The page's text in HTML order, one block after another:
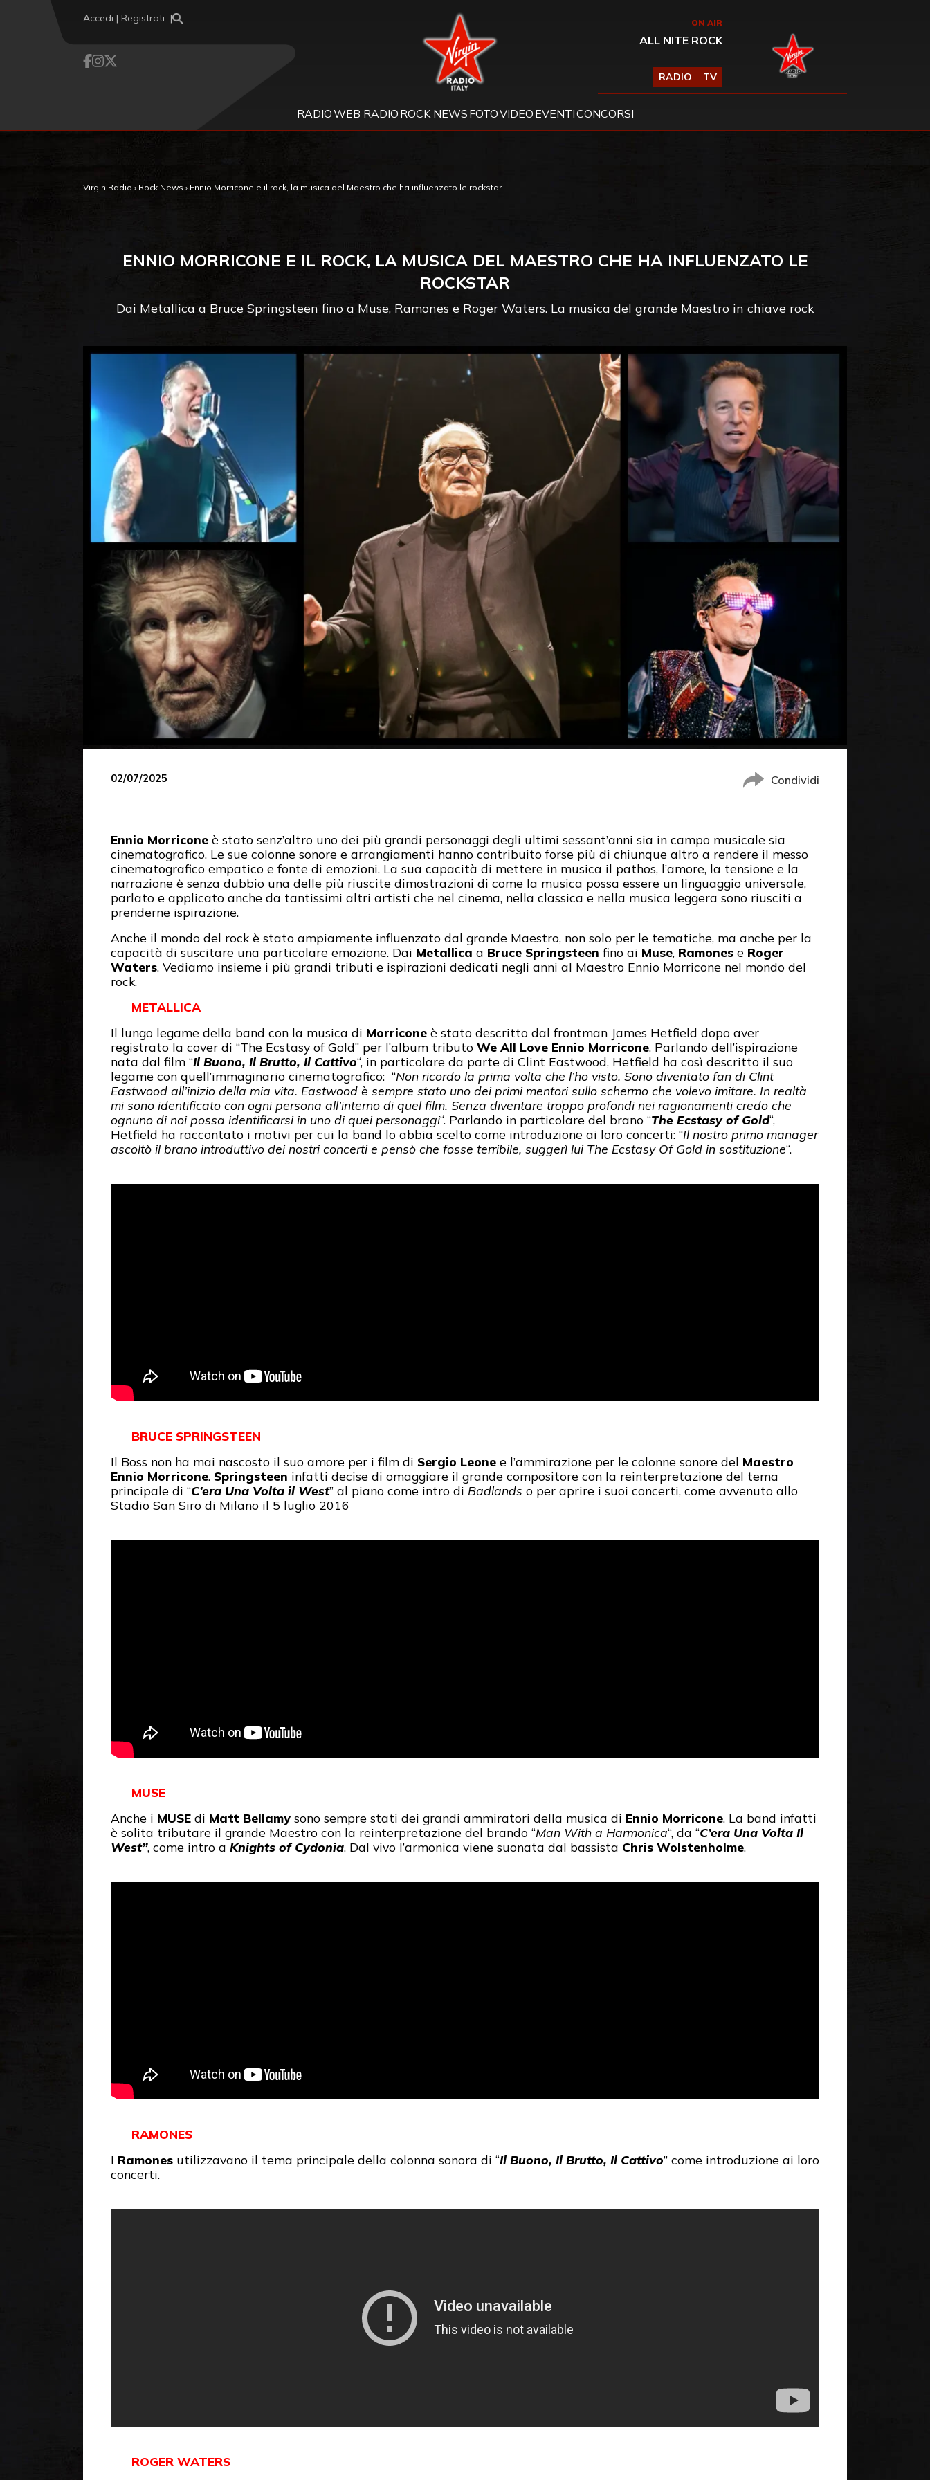
Accedi | Registrati Virgin Radio ON AIR
ALL NITE ROCK
RADIO TV
RADIOWEB RADIO ROCK NEWS FOTOVIDEO EVENTICONCORSI
Virgin Radio › Rock News › Ennio Morricone e il rock, la musica del Maestro che ha influenzato le rockstar
ENNIO MORRICONE E IL ROCK, LA MUSICA DEL MAESTRO CHE HA INFLUENZATO LE
ROCKSTAR
Dai Metallica a Bruce Springsteen fino a Muse, Ramones e Roger Waters. La musica del grande Maestro in chiave rock
02/07/2025 Condividi
Ennio Morricone è stato senz’altro uno dei più grandi personaggi degli ultimi sessant’anni sia in campo musicale sia
cinematografico. Le sue colonne sonore e arrangiamenti hanno contribuito forse più di chiunque altro a rendere il messo
cinematografico empatico e fonte di emozioni. La sua capacità di mettere in musica il pathos, l’amore, la tensione e la
narrazione è senza dubbio una delle più riuscite dimostrazioni di come la musica possa essere un linguaggio universale,
parlato e applicato anche da tantissimi altri artisti che nel cinema, nella classica e nella musica leggera sono riusciti a
prenderne ispirazione.
Anche il mondo del rock è stato ampiamente influenzato dal grande Maestro, non solo per le tematiche, ma anche per la
capacità di suscitare una particolare emozione. Dai Metallica a Bruce Springsteen fino ai Muse, Ramones e Roger
Waters. Vediamo insieme i più grandi tributi e ispirazioni dedicati negli anni al Maestro Ennio Morricone nel mondo del
rock.
METALLICA
Il lungo legame della band con la musica di Morricone è stato descritto dal frontman James Hetfield dopo aver
registrato la cover di “The Ecstasy of Gold” per l’album tributo We All Love Ennio Morricone. Parlando dell’ispirazione
nata dal film “Il Buono, Il Brutto, Il Cattivo“, in particolare da parte di Clint Eastwood, Hetfield ha così descritto il suo
legame con quell’immaginario cinematografico: “Non ricordo la prima volta che l’ho visto. Sono diventato fan di Clint
Eastwood all’inizio della mia vita. Eastwood è sempre stato uno dei primi mentori sullo schermo che volevo imitare. In realtà
mi sono identificato con ogni persona all’interno di quel film. Senza diventare troppo profondi nei ragionamenti credo che
ognuno di noi possa identificarsi in uno di quei personaggi“. Parlando in particolare del brano “The Ecstasy of Gold“,
Hetfield ha raccontato i motivi per cui la band lo abbia scelto come introduzione ai loro concerti: “Il nostro primo manager
ascoltò il brano introduttivo dei nostri concerti e pensò che fosse terribile, suggerì lui The Ecstasy Of Gold in sostituzione“.
BRUCE SPRINGSTEEN
Il Boss non ha mai nascosto il suo amore per i film di Sergio Leone e l’ammirazione per le colonne sonore del Maestro
Ennio Morricone. Springsteen infatti decise di omaggiare il grande compositore con la reinterpretazione del tema
principale di “C’era Una Volta il West” al piano come intro di Badlands o per aprire i suoi concerti, come avvenuto allo
Stadio San Siro di Milano il 5 luglio 2016
MUSE
Anche i MUSE di Matt Bellamy sono sempre stati dei grandi ammiratori della musica di Ennio Morricone. La band infatti
è solita tributare il grande Maestro con la reinterpretazione del brando “Man With a Harmonica“, da “C’era Una Volta Il
West”, come intro a Knights of Cydonia. Dal vivo l’armonica viene suonata dal bassista Chris Wolstenholme.
RAMONES
I Ramones utilizzavano il tema principale della colonna sonora di “Il Buono, Il Brutto, Il Cattivo” come introduzione ai loro
concerti.
ROGER WATERS